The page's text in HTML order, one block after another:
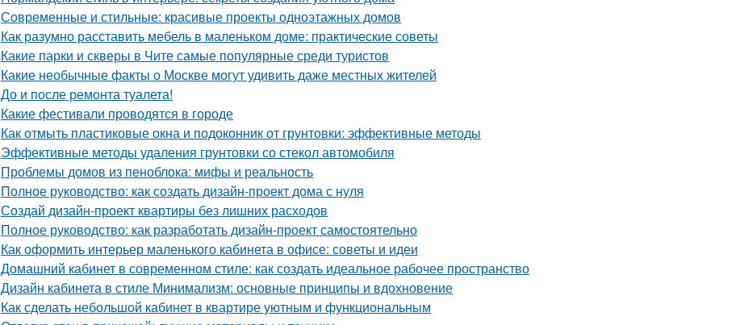
Современные и стильные: красивые проекты одноэтажных домов
Как разумно расставить мебель в маленьком доме: практические советы
Какие парки и скверы в Чите самые популярные среди туристов
Какие необычные факты о Москве могут удивить даже местных жителей
До и после ремонта туалета!
Какие фестивали проводятся в городе
Как отмыть пластиковые окна и подоконник от грунтовки: эффективные методы
Эффективные методы удаления грунтовки со стекол автомобиля
Проблемы домов из пеноблока: мифы и реальность
Полное руководство: как создать дизайн-проект дома с нуля
Создай дизайн-проект квартиры без лишних расходов
Полное руководство: как разработать дизайн-проект самостоятельно
Как оформить интерьер маленького кабинета в офисе: советы и идеи
Домашний кабинет в современном стиле: как создать идеальное рабочее пространство
Дизайн кабинета в стиле Минимализм: основные принципы и вдохновение
Как сделать небольшой кабинет в квартире уютным и функциональным